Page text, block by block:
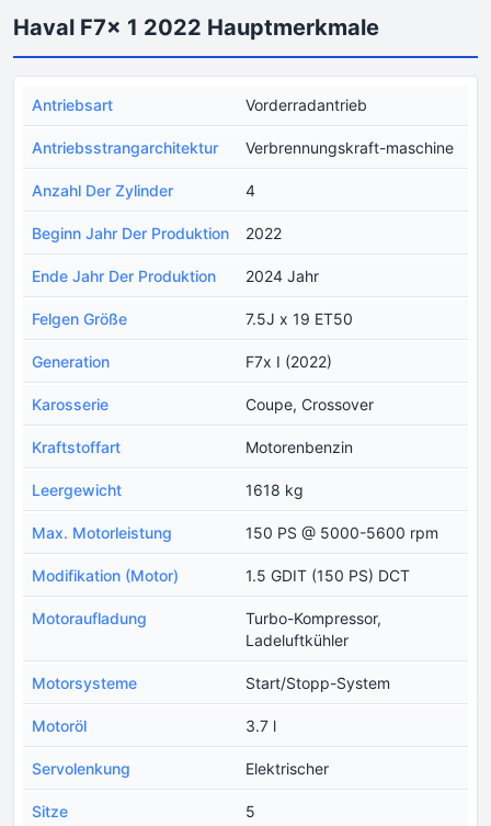
Haval F7x 1 2022 Hauptmerkmale
Antriebsart Vorderradantrieb
Antriebsstrangarchitektur Verbrennungskraft-maschine
Anzahl Der Zylinder 4
Beginn Jahr Der Produktion 2022
Ende Jahr Der Produktion 2024 Jahr
Felgen Größe 7.5J x 19 ET50
Generation F7x I (2022)
Karosserie Coupe, Crossover
Kraftstoffart Motorenbenzin
Leergewicht 1618 kg
Max. Motorleistung 150 PS @ 5000-5600 rpm
Modifikation (Motor) 1.5 GDIT (150 PS) DCT
Motoraufladung
Turbo-Kompressor,
Ladeluftkühler
Motorsysteme Start/Stopp-System
Motoröl 3.7 l
Servolenkung Elektrischer
Sitze 5